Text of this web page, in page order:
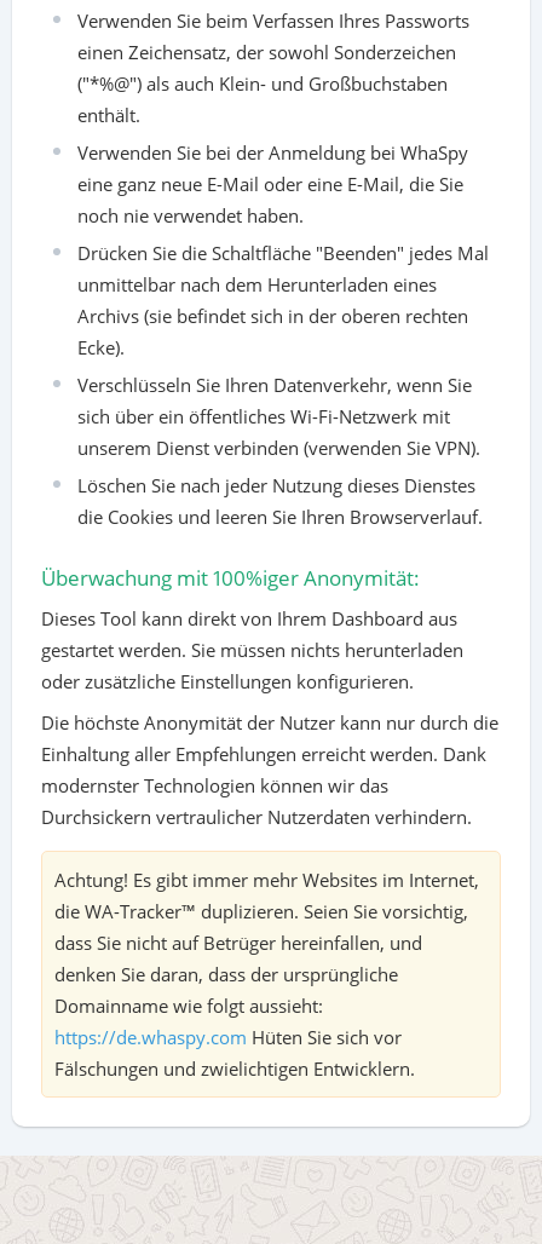
Verwenden Sie beim Verfassen Ihres Passworts
einen Zeichensatz, der sowohl Sonderzeichen
("*%@") als auch Klein- und Großbuchstaben
enthält.
Verwenden Sie bei der Anmeldung bei WhaSpy
eine ganz neue E-Mail oder eine E-Mail, die Sie
noch nie verwendet haben.
Drücken Sie die Schaltfläche "Beenden" jedes Mal
unmittelbar nach dem Herunterladen eines
Archivs (sie befindet sich in der oberen rechten
Ecke).
Verschlüsseln Sie Ihren Datenverkehr, wenn Sie
sich über ein öffentliches Wi-Fi-Netzwerk mit
unserem Dienst verbinden (verwenden Sie VPN).
Löschen Sie nach jeder Nutzung dieses Dienstes
die Cookies und leeren Sie Ihren Browserverlauf.
Überwachung mit 100%iger Anonymität:
Dieses Tool kann direkt von Ihrem Dashboard aus
gestartet werden. Sie müssen nichts herunterladen
oder zusätzliche Einstellungen konfigurieren.
Die höchste Anonymität der Nutzer kann nur durch die
Einhaltung aller Empfehlungen erreicht werden. Dank
modernster Technologien können wir das
Durchsickern vertraulicher Nutzerdaten verhindern.
Achtung! Es gibt immer mehr Websites im Internet,
die WA-Tracker™ duplizieren. Seien Sie vorsichtig,
dass Sie nicht auf Betrüger hereinfallen, und
denken Sie daran, dass der ursprüngliche
Domainname wie folgt aussieht:
https://de.whaspy.com Hüten Sie sich vor
Fälschungen und zwielichtigen Entwicklern.